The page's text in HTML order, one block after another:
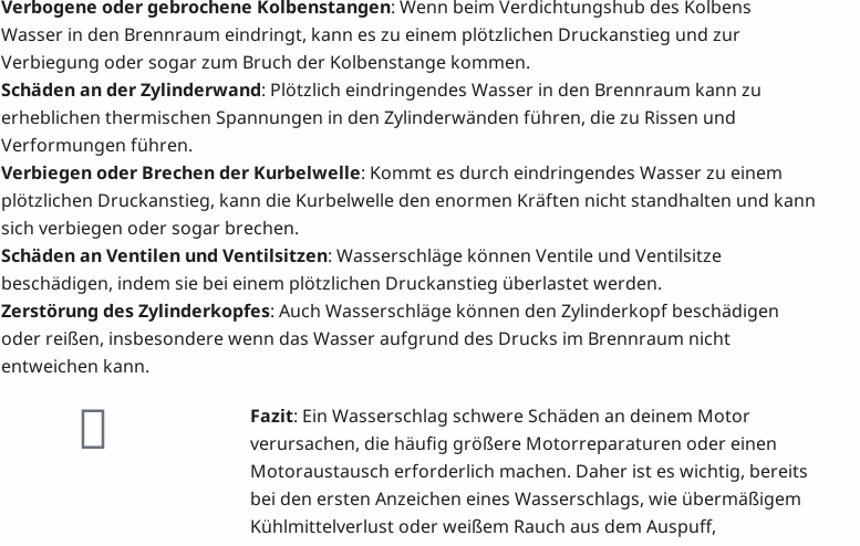
Verbogene oder gebrochene Kolbenstangen: Wenn beim Verdichtungshub des Kolbens
Wasser in den Brennraum eindringt, kann es zu einem plötzlichen Druckanstieg und zur
Verbiegung oder sogar zum Bruch der Kolbenstange kommen.
Schäden an der Zylinderwand: Plötzlich eindringendes Wasser in den Brennraum kann zu
erheblichen thermischen Spannungen in den Zylinderwänden führen, die zu Rissen und
Verformungen führen.
Verbiegen oder Brechen der Kurbelwelle: Kommt es durch eindringendes Wasser zu einem
plötzlichen Druckanstieg, kann die Kurbelwelle den enormen Kräften nicht standhalten und kann
sich verbiegen oder sogar brechen.
Schäden an Ventilen und Ventilsitzen: Wasserschläge können Ventile und Ventilsitze
beschädigen, indem sie bei einem plötzlichen Druckanstieg überlastet werden.
Zerstörung des Zylinderkopfes: Auch Wasserschläge können den Zylinderkopf beschädigen
oder reißen, insbesondere wenn das Wasser aufgrund des Drucks im Brennraum nicht
entweichen kann.
Fazit: Ein Wasserschlag schwere Schäden an deinem Motor
verursachen, die häufig größere Motorreparaturen oder einen
Motoraustausch erforderlich machen. Daher ist es wichtig, bereits
bei den ersten Anzeichen eines Wasserschlags, wie übermäßigem
Kühlmittelverlust oder weißem Rauch aus dem Auspuff,